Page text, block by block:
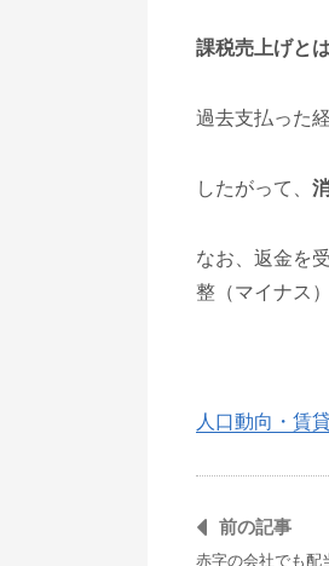
課税売上げと
過去支払った
したがって、
なお、返金を
整（マイナス
人口動向・賃
前の記事
赤字の会社でも配